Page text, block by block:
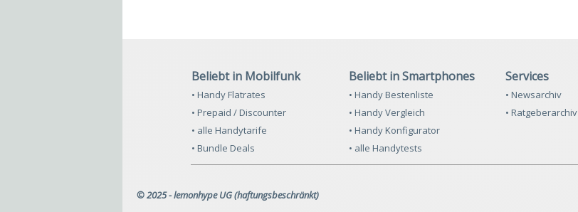
Beliebt in Mobilfunk
• Handy Flatrates
• Prepaid / Discounter
• alle Handytarife
• Bundle Deals
Beliebt in Smartphones
• Handy Bestenliste
• Handy Vergleich
• Handy Konfigurator
• alle Handytests
Services
• Newsarchiv
• Ratgeberarchiv
© 2025 - lemonhype UG (haftungsbeschränkt)